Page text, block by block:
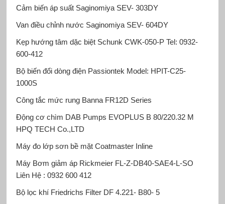
Cảm biến áp suất SaginomiyaSEV- 303DY
Van điều chỉnh nước SaginomiyaSEV- 604DY
Kẹp hướng tâm dặc biệt Schunk CWK-050-P Tel: 0932-
600-412
Bộ biến đổi dòng điện Passiontek Model: HPIT-C25-
1000S
Công tắc mức rung BannaFR12D Series
Động cơ chìm DAB Pumps EVOPLUS B 80/220.32 M
HPQ TECH Co.,LTD
Máy đo lớp sơn bề mặt CoatmasterInline
Máy Bơm giảm áp RickmeierFL-Z-DB40-SAE4-L-SO
Liên Hệ : 0932 600 412
Bộ lọc khí Friedrichs FilterDF 4.221- B80- 5